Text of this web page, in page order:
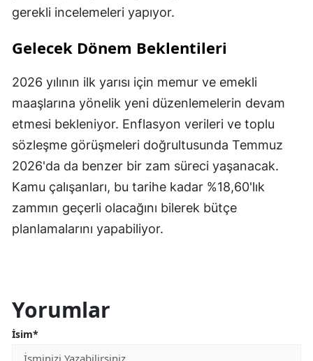
gerekli incelemeleri yapıyor.
Gelecek Dönem Beklentileri
2026 yılının ilk yarısı için memur ve emekli
maaşlarına yönelik yeni düzenlemelerin devam
etmesi bekleniyor. Enflasyon verileri ve toplu
sözleşme görüşmeleri doğrultusunda Temmuz
2026'da da benzer bir zam süreci yaşanacak.
Kamu çalışanları, bu tarihe kadar %18,60'lık
zammın geçerli olacağını bilerek bütçe
planlamalarını yapabiliyor.
Yorumlar
İsim*